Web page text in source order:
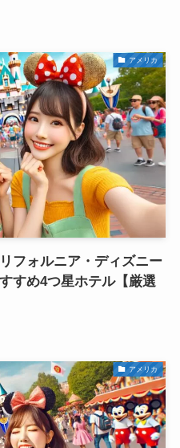
アメリカ
フォルニア・ディズニー
すめ4つ星ホテル【厳選
アメリカ